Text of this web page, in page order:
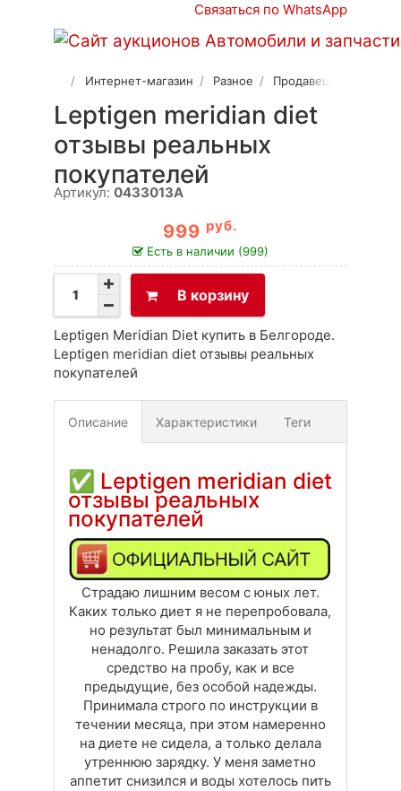
Связаться по WhatsApp
Интернет-магазин Разное Продавец 2
Leptigen meridian diet
отзывы реальных
покупателей
Артикул: 0433013A
999 руб.
Есть в наличии (999)
В корзину
Leptigen Meridian Diet купить в Белгороде.
Leptigen meridian diet отзывы реальных
покупателей
Описание Характеристики Теги
✅ Leptigen meridian diet
отзывы реальных
покупателей
Страдаю лишним весом с юных лет.
Каких только диет я не перепробовала,
но результат был минимальным и
ненадолго. Решила заказать этот
средство на пробу, как и все
предыдущие, без особой надежды.
Принимала строго по инструкции в
течении месяца, при этом намеренно
на диете не сидела, а только делала
утреннюю зарядку. У меня заметно
аппетит снизился и воды хотелось пить